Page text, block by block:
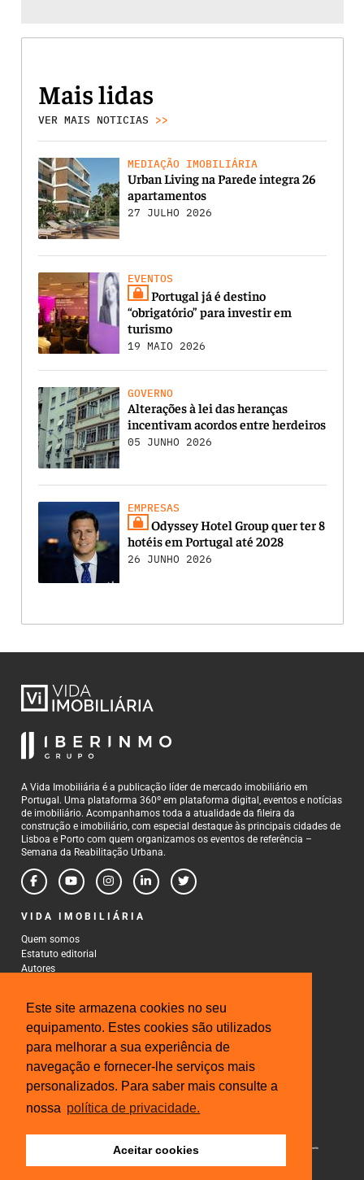
Este site armazena cookies no seu
equipamento. Estes cookies são utilizados
para melhorar a sua experiência de
navegação e fornecer-lhe serviços mais
personalizados. Para saber mais consulte a
nossa política de privacidade.
Aceitar cookies
Mais lidas
VER MAIS NOTICIAS >>
MEDIAÇÃO IMOBILIÁRIA
Urban Living na Parede integra 26
apartamentos
27 JULHO 2026
EVENTOS
Portugal já é destino
“obrigatório” para investir em
turismo
19 MAIO 2026
GOVERNO
Alterações à lei das heranças
incentivam acordos entre herdeiros
05 JUNHO 2026
EMPRESAS
Odyssey Hotel Group quer ter 8
hotéis em Portugal até 2028
26 JUNHO 2026
A Vida Imobiliária é a publicação líder de mercado imobiliário em
Portugal. Uma plataforma 360º em plataforma digital, eventos e notícias
de imobiliário. Acompanhamos toda a atualidade da fileira da
construção e imobiliário, com especial destaque às principais cidades de
Lisboa e Porto com quem organizamos os eventos de referência –
Semana da Reabilitação Urbana.
VIDA IMOBILIÁRIA
Quem somos
Estatuto editorial
Autores
CONTACTOS
Rua Gonçalo Cristovão, 185 - 6º
4000-269 Porto
Tel: 222 085 009
Fax: 222 085 010
Email: gestao@iberinmo.com